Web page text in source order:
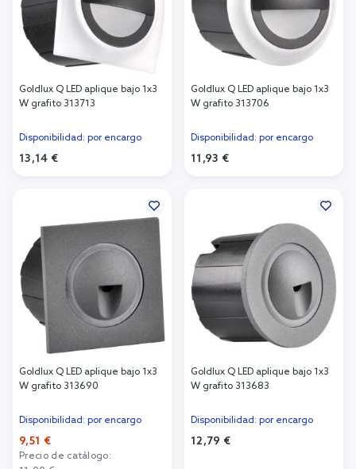
Goldlux Q LED aplique bajo 1x3
W grafito 313713
Disponibilidad: por encargo
13,14 €
Goldlux Q LED aplique bajo 1x3
W grafito 313706
Disponibilidad: por encargo
11,93 €
Goldlux Q LED aplique bajo 1x3
W grafito 313690
Disponibilidad: por encargo
9,51 €
Precio de catálogo:
Goldlux Q LED aplique bajo 1x3
W grafito 313683
Disponibilidad: por encargo
12,79 €